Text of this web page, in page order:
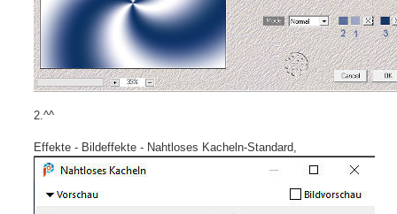
2.^^
Effekte - Bildeffekte - Nahtloses Kacheln-Standard,